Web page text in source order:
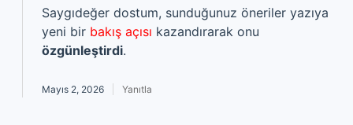
Saygıdeğer dostum, sunduğunuz öneriler yazıya
yeni bir bakış açısı kazandırarak onu
özgünleştirdi.
Mayıs 2, 2026 Yanıtla